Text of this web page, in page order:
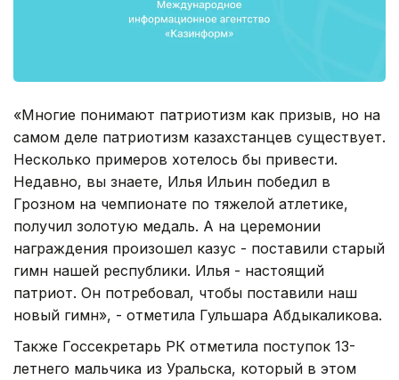
«Многие понимают патриотизм как призыв, но на
самом деле патриотизм казахстанцев существует.
Несколько примеров хотелось бы привести.
Недавно, вы знаете, Илья Ильин победил в
Грозном на чемпионате по тяжелой атлетике,
получил золотую медаль. А на церемонии
награждения произошел казус - поставили старый
гимн нашей республики. Илья - настоящий
патриот. Он потребовал, чтобы поставили наш
новый гимн», - отметила Гульшара Абдыкаликова.
Также Госсекретарь РК отметила поступок 13-
летнего мальчика из Уральска, который в этом